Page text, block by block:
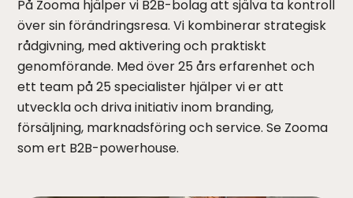
På Zooma hjälper vi B2B-bolag att själva ta kontroll
över sin förändringsresa. Vi kombinerar strategisk
rådgivning, med aktivering och praktiskt
genomförande. Med över 25 års erfarenhet och
ett team på 25 specialister hjälper vi er att
utveckla och driva initiativ inom branding,
försäljning, marknadsföring och service. Se Zooma
som ert B2B-powerhouse.